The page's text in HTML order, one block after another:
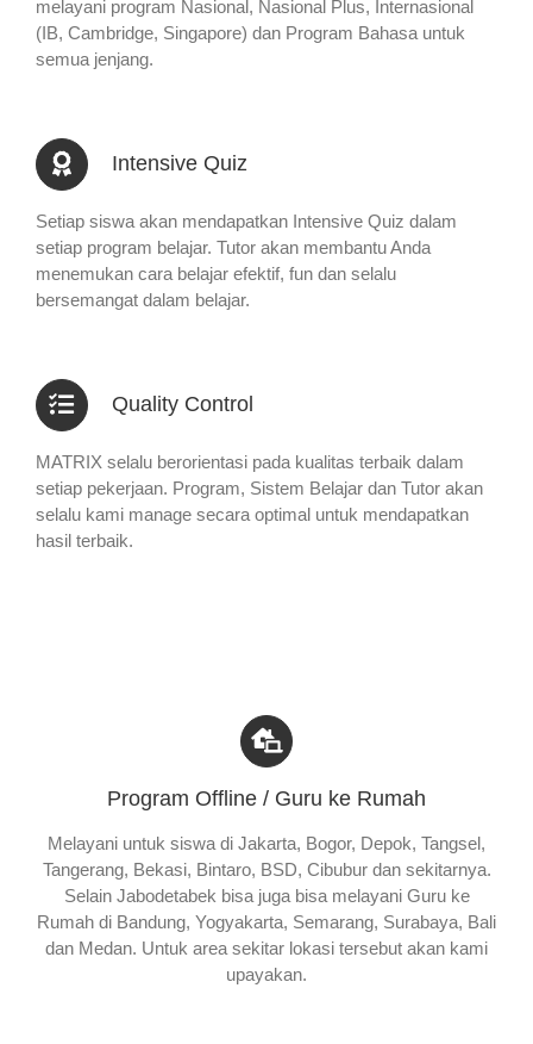
melayani program Nasional, Nasional Plus, Internasional
(IB, Cambridge, Singapore) dan Program Bahasa untuk
semua jenjang.
Intensive Quiz
Setiap siswa akan mendapatkan Intensive Quiz dalam
setiap program belajar. Tutor akan membantu Anda
menemukan cara belajar efektif, fun dan selalu
bersemangat dalam belajar.
Quality Control
MATRIX selalu berorientasi pada kualitas terbaik dalam
setiap pekerjaan. Program, Sistem Belajar dan Tutor akan
selalu kami manage secara optimal untuk mendapatkan
hasil terbaik.
Program Offline / Guru ke Rumah
Melayani untuk siswa di Jakarta, Bogor, Depok, Tangsel,
Tangerang, Bekasi, Bintaro, BSD, Cibubur dan sekitarnya.
Selain Jabodetabek bisa juga bisa melayani Guru ke
Rumah di Bandung, Yogyakarta, Semarang, Surabaya, Bali
dan Medan. Untuk area sekitar lokasi tersebut akan kami
upayakan.